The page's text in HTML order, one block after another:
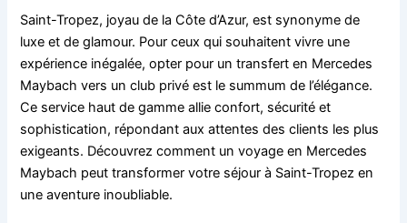
Saint-Tropez, joyau de la Côte d’Azur, est synonyme de
luxe et de glamour. Pour ceux qui souhaitent vivre une
expérience inégalée, opter pour un transfert en Mercedes
Maybach vers un club privé est le summum de l’élégance.
Ce service haut de gamme allie confort, sécurité et
sophistication, répondant aux attentes des clients les plus
exigeants. Découvrez comment un voyage en Mercedes
Maybach peut transformer votre séjour à Saint-Tropez en
une aventure inoubliable.